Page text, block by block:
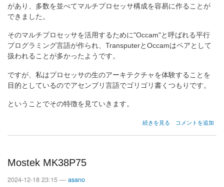
があり、多数を並べてマルチプロセッサ構成を容易に作ることが
できました。
そのマルチプロセッサを活用するために"Occam"と呼ばれる平行
プログラミング言語が作られ、TransputerとOccamはペアとして
扱われることが多かったようです。
ですが、私はプロセッサの生のアーキテクチャを体験することを
目的としているのでアセンブリ言語でゴリゴリ書くつもりです。
ということでその特徴を見ていきます。
INMOS
続きを見る コメントを追加
Mostek MK38P75
2024-12-18 23:15 — asano